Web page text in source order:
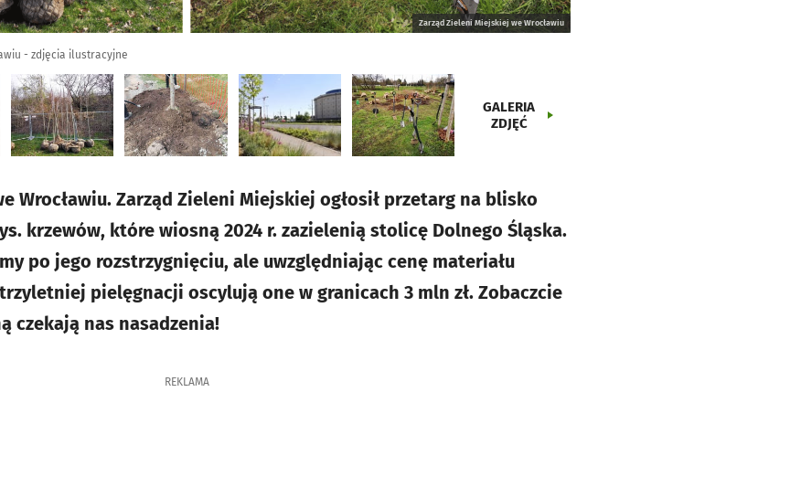
Zarząd Zieleni Miejskiej we Wrocławiu
- zdjęcia ilustracyjne
GALERIA
ZDJĘĆ
Wrocławiu. Zarząd Zieleni Miejskiej ogłosił przetarg na blisko
krzewów, które wiosną 2024 r. zazielenią stolicę Dolnego Śląska.
po jego rozstrzygnięciu, ale uwzględniając cenę materiału
pielęgnacji oscylują one w granicach 3 mln zł. Zobaczcie
czekają nas nasadzenia!
REKLAMA